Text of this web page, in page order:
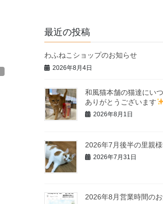
最近の投稿
わふねこショップのお知らせ
2026年8月4日
和風猫本舗の猫達にい
ありがとうございます
2026年8月1日
2026年7月後半の里親
2026年7月31日
2026年8月営業時間の